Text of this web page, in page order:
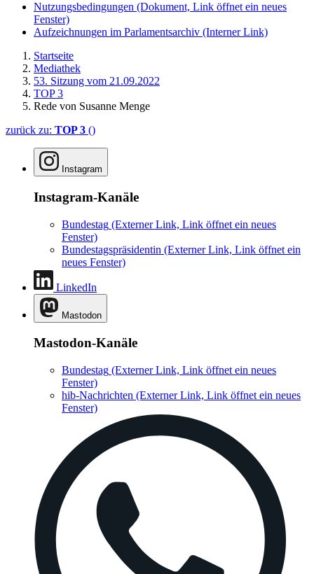
Nutzungsbedingungen (Dokument, Link öffnet ein neues
Fenster)
Aufzeichnungen im Parlamentsarchiv (Interner Link)
Startseite
Mediathek
53. Sitzung vom 21.09.2022
TOP 3
Rede von Susanne Menge
zurück zu: TOP 3 ()
Instagram
Instagram-Kanäle
Bundestag (Externer Link, Link öffnet ein neues
Fenster)
Bundestagspräsidentin (Externer Link, Link öffnet ein
neues Fenster)
LinkedIn
Mastodon
Mastodon-Kanäle
Bundestag (Externer Link, Link öffnet ein neues
Fenster)
hib-Nachrichten (Externer Link, Link öffnet ein neues
Fenster)